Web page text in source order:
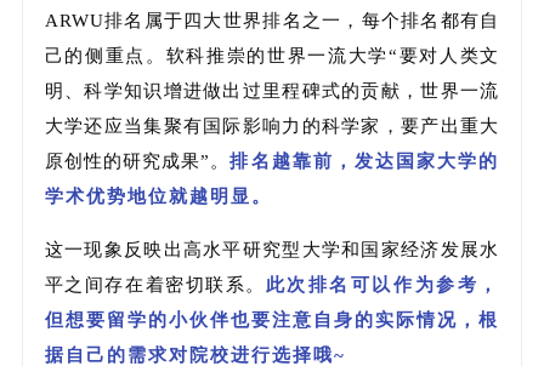
ARWU排名属于四大世界排名之一， 每个排名都有自
己的侧重点。软科推崇的世界一流大学“要对人类文
明、科学知识增进做出过里程碑式的贡献，世界一流
大学还应当集聚有国际影响力的科学家，要产出重大
原创性的研究成果” 。排名越靠前，发达国家大学的
学术优势地位就越明显。
这一现象反映出高水平研究型大学和国家经济发展水
平之间存在着密切联系。 此次排名可以作为参考，
但想要留学的小伙伴也要注意自身的实际情况，根
据自己的需求对院校进行选择哦~